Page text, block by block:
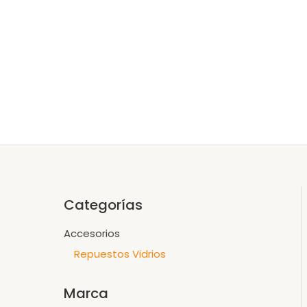
Categorías
Accesorios
Repuestos Vidrios
Marca